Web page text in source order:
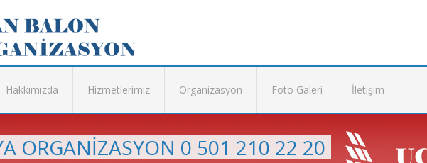
Hakkımızda Hizmetlerimiz Organizasyon Foto Galeri İletişim
ORGANİZASYON 0 501 210 22 20